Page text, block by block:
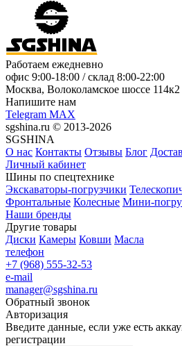
Работаем ежедневно
офис 9:00-18:00 / склад 8:00-22:00
Москва, Волоколамское шоссе 114к2
Напишите нам
Telegram MAX
sgshina.ru © 2013-2026
SGSHINA
О нас Контакты Отзывы Блог
Личный кабинет
Шины по спецтехнике
Экскаваторы-погрузчики
Фронтальные Колесные Мини-
Наши бренды
Другие товары
Диски Камеры Ковши Масла
телефон
+7 (968) 555-32-53
e-mail
manager@sgshina.ru
Обратный звонок
Авторизация
Введите данные, если уже есть
регистрации